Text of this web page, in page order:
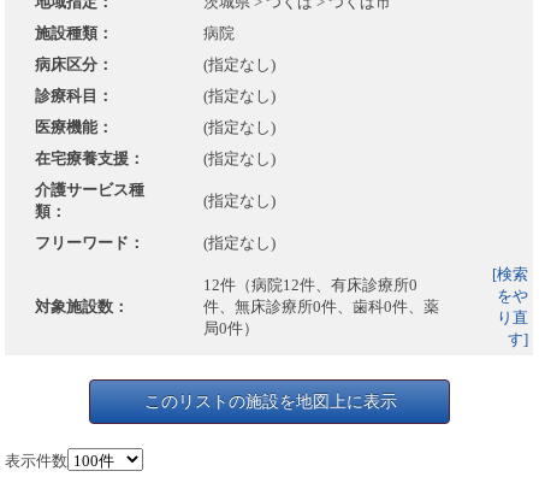
施設種類：
病院
病床区分：
(指定なし)
診療科目：
(指定なし)
医療機能：
(指定なし)
在宅療養支援：
(指定なし)
介護サービス種
類：
(指定なし)
フリーワード： (指定なし)
対象施設数：
12件（病院12件、有床診療所0
件、無床診療所0件、歯科0件、薬
局0件）
[検索
をや
り直
す]
このリストの施設を地図上に表示
表示件数